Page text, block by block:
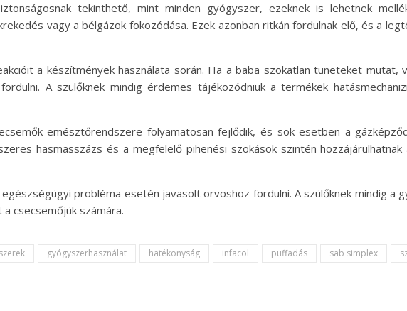
tekinthető, mint minden gyógyszer, ezeknek is lehetnek
vagy a bélgázok fokozódása. Ezek azonban ritkán fordulnak elő, és a
a készítmények használata során. Ha a baba szokatlan tüneteket mutat,
A szülőknek mindig érdemes tájékozódniuk a termékek
emésztőrendszere folyamatosan fejlődik, és sok esetben a
hasmasszázs és a megfelelő pihenési szokások szintén
probléma esetén javasolt orvoshoz fordulni. A szülőknek mindig a
csecsemőjük számára.
gyógyszerhasználat hatékonyság infacol puffadás sab simplex